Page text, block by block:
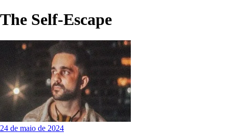
The Self-Escape
24 de maio de 2024